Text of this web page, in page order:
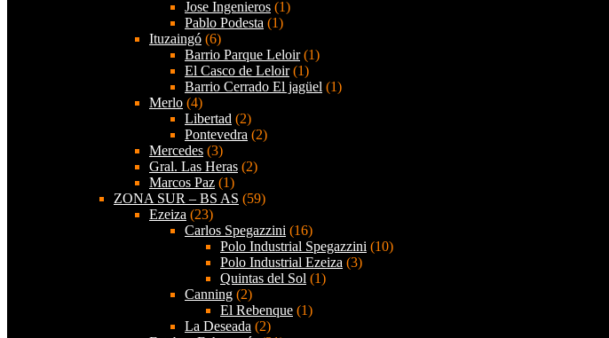
Jose Ingenieros (1)
Pablo Podesta (1)
Ituzaingó (6)
Barrio Parque Leloir(1)
El Casco de Leloir(1)
Barrio Cerrado El jagüel (1)
Merlo (4)
Libertad (2)
Pontevedra (2)
Mercedes (3)
Gral. Las Heras (2)
Marcos Paz (1)
ZONA SUR – BS AS (59)
Ezeiza (23)
Carlos Spegazzini (16)
Polo Industrial Spegazzini (10)
Polo Industrial Ezeiza (3)
Quintas del Sol (1)
Canning (2)
El Rebenque (1)
La Deseada (2)